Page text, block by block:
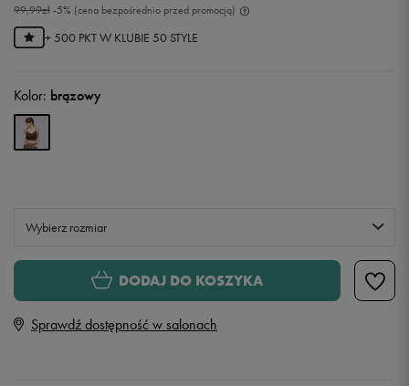
99,99zł-5% (cena bezpośrednio przed promocją)
+ 500 PKT W KLUBIE 50 STYLE
Kolor: brązowy
Wybierz rozmiar
S
DODAJ DO KOSZYKA
Sprawdź dostępność w salonach